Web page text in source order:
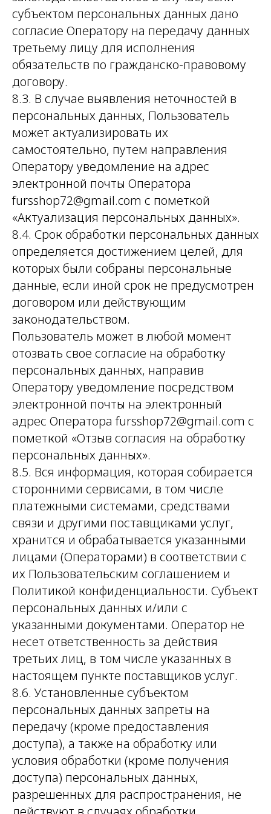
субъектом персональных данных дано
согласие Оператору на передачу данных
третьему лицу для исполнения
обязательств по гражданско-правовому
договору.
8.3. В случае выявления неточностей в
персональных данных, Пользователь
может актуализировать их
самостоятельно, путем направления
Оператору уведомление на адрес
электронной почты Оператора
fursshop72@gmail.com с пометкой
«Актуализация персональных данных».
8.4. Срок обработки персональных данных
определяется достижением целей, для
которых были собраны персональные
данные, если иной срок не предусмотрен
договором или действующим
законодательством.
Пользователь может в любой момент
отозвать свое согласие на обработку
персональных данных, направив
Оператору уведомление посредством
электронной почты на электронный
адрес Оператора fursshop72@gmail.com с
пометкой «Отзыв согласия на обработку
персональных данных».
8.5. Вся информация, которая собирается
сторонними сервисами, в том числе
платежными системами, средствами
связи и другими поставщиками услуг,
хранится и обрабатывается указанными
лицами (Операторами) в соответствии с
их Пользовательским соглашением и
Политикой конфиденциальности. Субъект
персональных данных и/или с
указанными документами. Оператор не
несет ответственность за действия
третьих лиц, в том числе указанных в
настоящем пункте поставщиков услуг.
8.6. Установленные субъектом
персональных данных запреты на
передачу (кроме предоставления
доступа), а также на обработку или
условия обработки (кроме получения
доступа) персональных данных,
разрешенных для распространения, не